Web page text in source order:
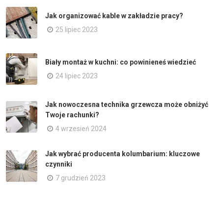
Jak organizować kable w zakładzie pracy?
25 lipiec 2023
Biały montaż w kuchni: co powinieneś wiedzieć
24 lipiec 2023
Jak nowoczesna technika grzewcza może obniżyć
Twoje rachunki?
4 wrzesień 2024
Jak wybrać producenta kolumbarium: kluczowe
czynniki
7 grudzień 2023